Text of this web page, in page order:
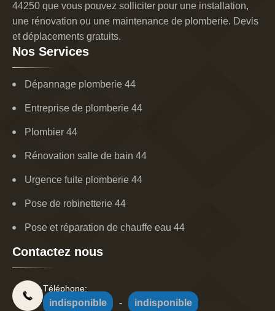
44250 que vous pouvez solliciter pour une installation,
une rénovation ou une maintenance de plomberie. Devis
et déplacements gratuits.
Nos Services
Dépannage plomberie 44
Entreprise de plomberie 44
Plombier 44
Rénovation salle de bain 44
Urgence fuite plomberie 44
Pose de robinetterie 44
Pose et réparation de chauffe eau 44
Contactez nous
Téléphone:
indisponible - indisponible